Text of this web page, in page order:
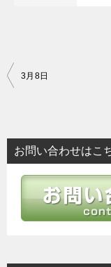
投
ビ
ゲ
3月8日
お問い合わせはこ